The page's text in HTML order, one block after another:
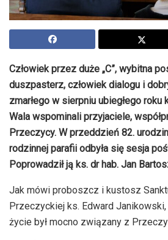
Człowiek przez duże „C”, wybitna
duszpasterz, człowiek dialogu i
zmarłego w sierpniu ubiegłego roku
Wala wspominali przyjaciele,
Przeczycy. W przeddzień 82.
rodzinnej parafii odbyła się sesja
Poprowadził ją ks. dr hab. Jan
Jak mówi proboszcz i kustosz
Przeczyckiej ks. Edward Janikowski,
życie był mocno związany z